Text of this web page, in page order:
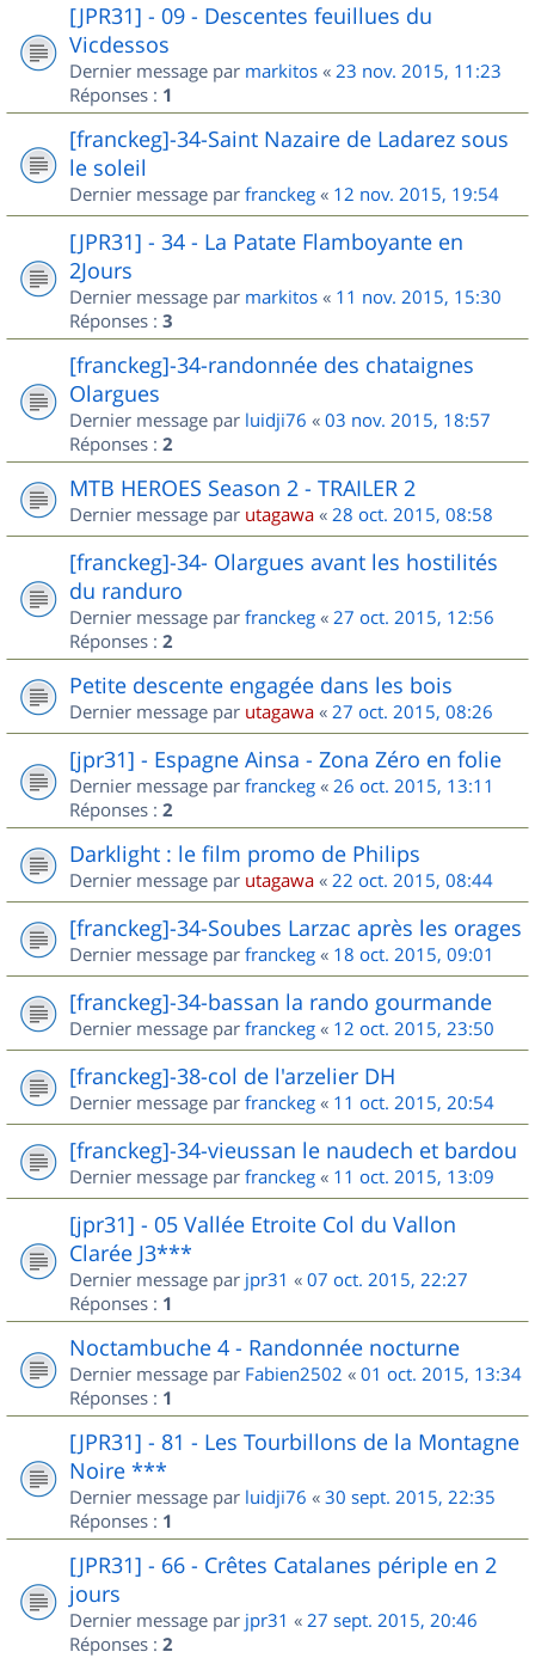
[JPR31] - 09 - Descentes feuillues du
Vicdessos
Dernier message par markitos « 23 nov. 2015, 11:23
Réponses : 1
[franckeg]-34-Saint Nazaire de Ladarez sous
le soleil
Dernier message par franckeg « 12 nov. 2015, 19:54
[JPR31] - 34 - La Patate Flamboyante en
2Jours
Dernier message par markitos « 11 nov. 2015, 15:30
Réponses : 3
[franckeg]-34-randonnée des chataignes
Olargues
Dernier message par luidji76 « 03 nov. 2015, 18:57
Réponses : 2
MTB HEROES Season 2 - TRAILER 2
Dernier message par utagawa « 28 oct. 2015, 08:58
[franckeg]-34- Olargues avant les hostilités
du randuro
Dernier message par franckeg « 27 oct. 2015, 12:56
Réponses : 2
Petite descente engagée dans les bois
Dernier message par utagawa « 27 oct. 2015, 08:26
[jpr31] - Espagne Ainsa - Zona Zéro en folie
Dernier message par franckeg « 26 oct. 2015, 13:11
Réponses : 2
Darklight : le film promo de Philips
Dernier message par utagawa « 22 oct. 2015, 08:44
[franckeg]-34-Soubes Larzac après les orages
Dernier message par franckeg « 18 oct. 2015, 09:01
[franckeg]-34-bassan la rando gourmande
Dernier message par franckeg « 12 oct. 2015, 23:50
[franckeg]-38-col de l'arzelier DH
Dernier message par franckeg « 11 oct. 2015, 20:54
[franckeg]-34-vieussan le naudech et bardou
Dernier message par franckeg « 11 oct. 2015, 13:09
[jpr31] - 05 Vallée Etroite Col du Vallon
Clarée J3***
Dernier message par jpr31 « 07 oct. 2015, 22:27
Réponses : 1
Noctambuche 4 - Randonnée nocturne
Dernier message par Fabien2502 « 01 oct. 2015, 13:34
Réponses : 1
[JPR31] - 81 - Les Tourbillons de la Montagne
Noire ***
Dernier message par luidji76 « 30 sept. 2015, 22:35
Réponses : 1
[JPR31] - 66 - Crêtes Catalanes périple en 2
jours
Dernier message par jpr31 « 27 sept. 2015, 20:46
Réponses : 2